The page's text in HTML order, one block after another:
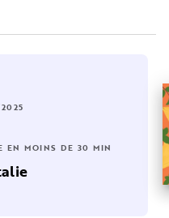
EN MOINS DE 30 MIN